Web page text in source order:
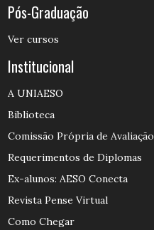
Pós-Graduação
Ver cursos
Institucional
A UNIAESO
Biblioteca
Comissão Própria de Avaliação
Requerimentos de Diplomas
Ex-alunos: AESO Conecta
Revista Pense Virtual
Como Chegar